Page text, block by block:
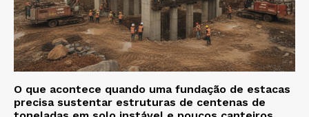
O que acontece quando uma fundação de estacas
precisa sustentar estruturas de centenas de